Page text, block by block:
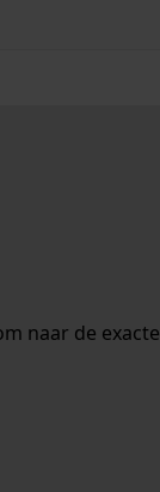
naar de exacte